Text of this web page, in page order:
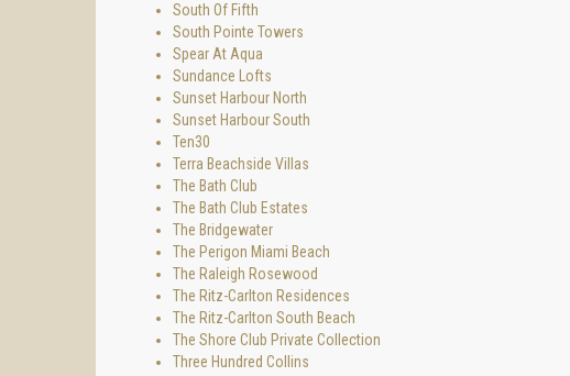
South Of Fifth
South Pointe Towers
Spear At Aqua
Sundance Lofts
Sunset Harbour North
Sunset Harbour South
Ten30
Terra Beachside Villas
The Bath Club
The Bath Club Estates
The Bridgewater
The Perigon Miami Beach
The Raleigh Rosewood
The Ritz-Carlton Residences
The Ritz-Carlton South Beach
The Shore Club Private Collection
Three Hundred Collins